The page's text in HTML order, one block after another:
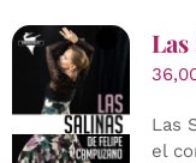
Las
el